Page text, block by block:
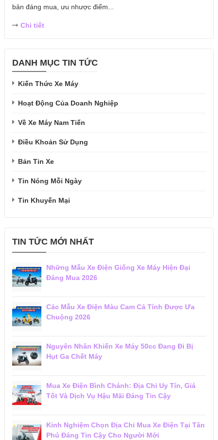
bản đáng mua, ưu nhược điểm...
Chi tiết
DANH MỤC TIN TỨC
Kiến Thức Xe Máy
Hoạt Động Của Doanh Nghiệp
Về Xe Máy Nam Tiến
Điều Khoản Sử Dụng
Bản Tin Xe
Tin Nóng Mỗi Ngày
Tin Khuyến Mại
TIN TỨC MỚI NHẤT
Những Mẫu Xe Điện Giống Xe Máy Hiện Đại
Đáng Mua 2026
Các Mẫu Xe Điện Màu Cam Cá Tính Được Ưa
Chuộng 2026
Nguyên Nhân Khiến Xe Máy 50cc Đang Đi Bị
Hụt Ga Chết Máy
Mua Xe Điện Bình Chánh: Địa Chỉ Uy Tín, Giá
Tốt Và Dịch Vụ Hậu Mãi Đáng Tin Cậy
Kinh Nghiệm Chọn Địa Chỉ Mua Xe Điện Tại Tân
Phú Đáng Tin Cậy Cho Người Mới